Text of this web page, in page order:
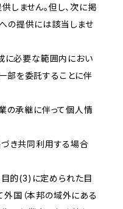
しません。但し、次に掲
の提供には該当しませ
に必要な範囲内におい
部を委託することに伴
の承継に伴って個人情
づき共同利用する場合
目的(3)に定められた目
国（本邦の域外にある